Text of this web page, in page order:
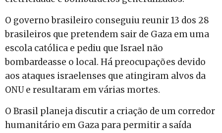
O governo brasileiro conseguiu reunir 13 dos 28
brasileiros que pretendem sair de Gaza em uma
escola católica e pediu que Israel não
bombardeasse o local. Há preocupações devido
aos ataques israelenses que atingiram alvos da
ONU e resultaram em várias mortes.
O Brasil planeja discutir a criação de um corredor
humanitário em Gaza para permitir a saída